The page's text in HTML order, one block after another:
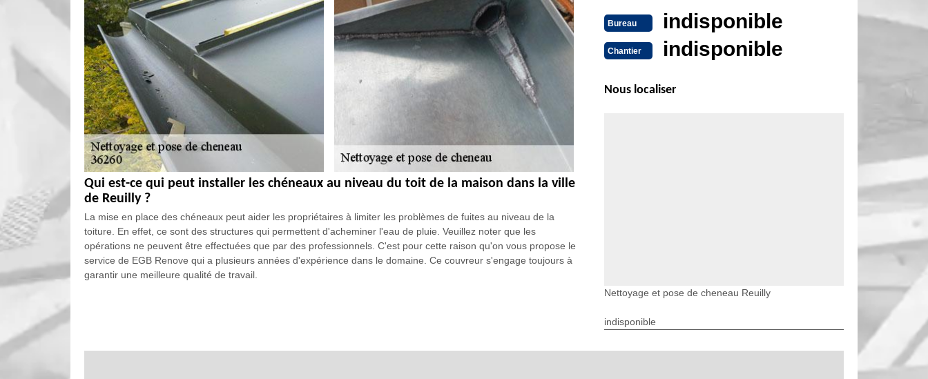
Qui est-ce qui peut installer les chéneaux au niveau du toit de la maison dans la ville
de Reuilly ?
La mise en place des chéneaux peut aider les propriétaires à limiter les problèmes de fuites au niveau de la
toiture. En effet, ce sont des structures qui permettent d'acheminer l'eau de pluie. Veuillez noter que les
opérations ne peuvent être effectuées que par des professionnels. C'est pour cette raison qu'on vous propose le
service de EGB Renove qui a plusieurs années d'expérience dans le domaine. Ce couvreur s'engage toujours à
garantir une meilleure qualité de travail.
interventions se font à plusieurs dizaines de mètres du sol. Ainsi, pour effectuer les travaux, il faut utiliser des
Bureau indisponible
Chantier indisponible
Nous localiser
Nettoyage et pose de cheneau Reuilly
indisponible